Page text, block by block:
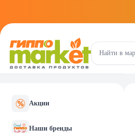
Акции
Наши бренды